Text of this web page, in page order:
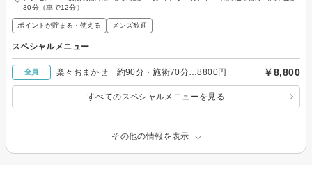
30分（車で12分）
ポイントが貯まる・使える メンズ歓迎
スペシャルメニュー
全員 楽々おまかせ 約90分・施術70分…8800円 ￥8,800
すべてのスペシャルメニューを見る
その他の情報を表示